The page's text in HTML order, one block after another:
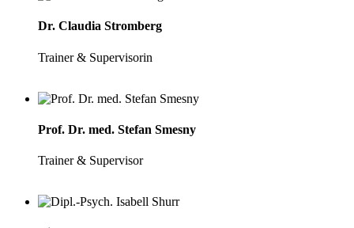
Dr. Claudia Stromberg
Trainer & Supervisorin
Prof. Dr. med. Stefan Smesny
Trainer & Supervisor